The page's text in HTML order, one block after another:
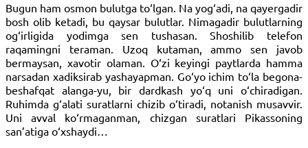
Bugun ham osmon bulutga to‘lgan. Na yog‘adi, na qayergadir
bosh olib ketadi, bu qaysar bulutlar. Nimagadir bulutlarning
og‘irligida yodimga sen tushasan. Shoshilib telefon
raqamingni teraman. Uzoq kutaman, ammo sen javob
bermaysan, xavotir olaman. O‘zi keyingi paytlarda hamma
narsadan xadiksirab yashayapman. Go‘yo ichim to‘la begona-
beshafqat alanga-yu, bir dardkash yo‘q uni o‘chiradigan.
Ruhimda g‘alati suratlarni chizib o‘tiradi, notanish musavvir.
Uni avval ko‘rmaganman, chizgan suratlari Pikassoning
san’atiga o‘xshaydi…